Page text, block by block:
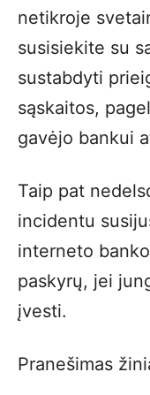
netikroje
susisiekite su
sustabdyti
sąskaitos,
gavėjo bankui
Taip pat
incidentu
interneto
paskyrų, jei
įvesti.
Pranešimas